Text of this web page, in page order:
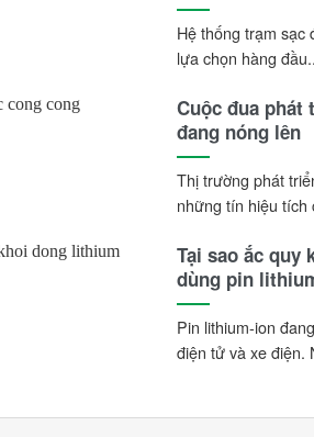
Hệ thống trạm sạc
lựa chọn hàng
Cuộc đua phát
đang nóng lên
Thị trường phát
những tín hiệu tích
Tại sao ắc quy
dùng pin
Pin lithium-ion
điện tử và xe điện.